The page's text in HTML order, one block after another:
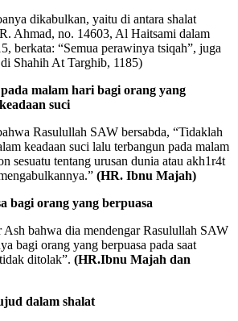
dikabulkan, yaitu di antara shalat
Ahmad, no. 14603, Al Haitsami dalam
berkata: “Semua perawinya tsiqah”, juga
Shahih At Targhib, 1185)
malam hari bagi orang yang
suci
Rasulullah SAW bersabda, “Tidaklah
keadaan suci lalu terbangun pada malam
sesuatu tentang urusan dunia atau akh1r4t
(HR. Ibnu Majah)
bagi orang yang berpuasa
bahwa dia mendengar Rasulullah SAW
bagi orang yang berpuasa pada saat
ditolak”. (HR.Ibnu Majah dan
dalam shalat